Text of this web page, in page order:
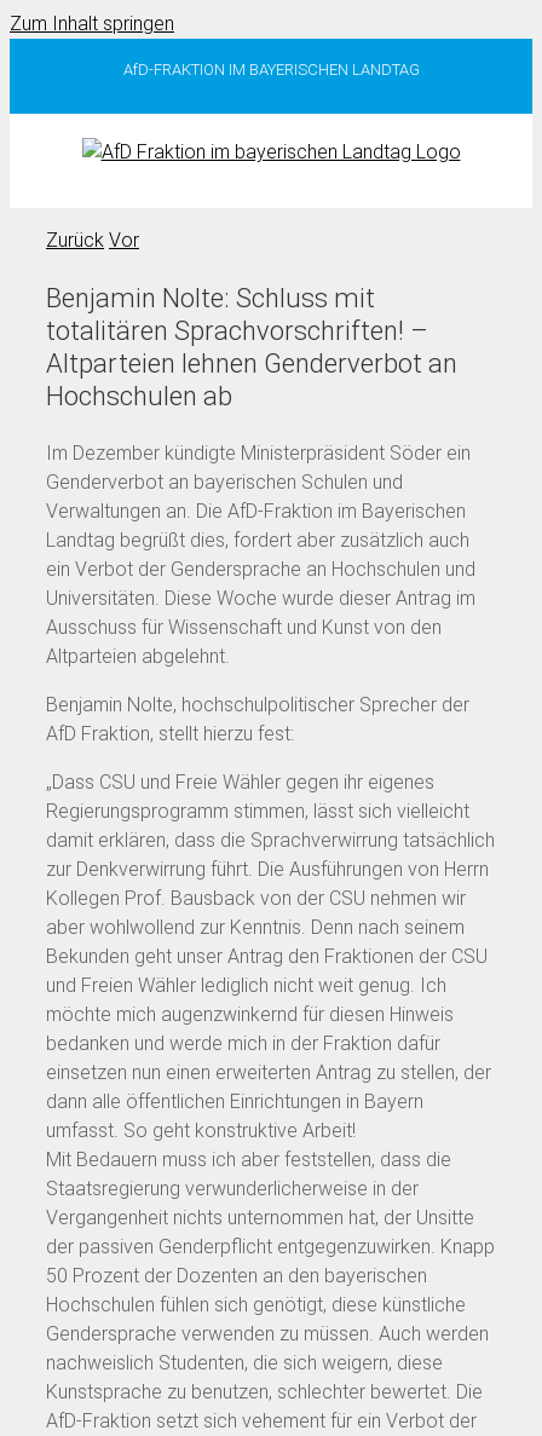
Zum Inhalt springen
AfD-FRAKTION IM BAYERISCHEN LANDTAG
Zurück Vor
Benjamin Nolte: Schluss mit
totalitären Sprachvorschriften! –
Altparteien lehnen Genderverbot an
Hochschulen ab
Im Dezember kündigte Ministerpräsident Söder ein
Genderverbot an bayerischen Schulen und
Verwaltungen an. Die AfD-Fraktion im Bayerischen
Landtag begrüßt dies, fordert aber zusätzlich auch
ein Verbot der Gendersprache an Hochschulen und
Universitäten. Diese Woche wurde dieser Antrag im
Ausschuss für Wissenschaft und Kunst von den
Altparteien abgelehnt.
Benjamin Nolte, hochschulpolitischer Sprecher der
AfD Fraktion, stellt hierzu fest:
„Dass CSU und Freie Wähler gegen ihr eigenes
Regierungsprogramm stimmen, lässt sich vielleicht
damit erklären, dass die Sprachverwirrung tatsächlich
zur Denkverwirrung führt. Die Ausführungen von Herrn
Kollegen Prof. Bausback von der CSU nehmen wir
aber wohlwollend zur Kenntnis. Denn nach seinem
Bekunden geht unser Antrag den Fraktionen der CSU
und Freien Wähler lediglich nicht weit genug. Ich
möchte mich augenzwinkernd für diesen Hinweis
bedanken und werde mich in der Fraktion dafür
einsetzen nun einen erweiterten Antrag zu stellen, der
dann alle öffentlichen Einrichtungen in Bayern
umfasst. So geht konstruktive Arbeit!
Mit Bedauern muss ich aber feststellen, dass die
Staatsregierung verwunderlicherweise in der
Vergangenheit nichts unternommen hat, der Unsitte
der passiven Genderpflicht entgegenzuwirken. Knapp
50 Prozent der Dozenten an den bayerischen
Hochschulen fühlen sich genötigt, diese künstliche
Gendersprache verwenden zu müssen. Auch werden
nachweislich Studenten, die sich weigern, diese
Kunstsprache zu benutzen, schlechter bewertet. Die
AfD-Fraktion setzt sich vehement für ein Verbot der